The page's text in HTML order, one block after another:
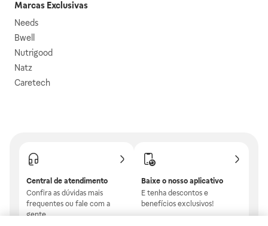
Marcas Exclusivas
Needs
Bwell
Nutrigood
Natz
Caretech
Central de atendimento
Confira as dúvidas mais
frequentes ou fale com a
gente.
Baixe o nosso aplicativo
E tenha descontos e
benefícios exclusivos!